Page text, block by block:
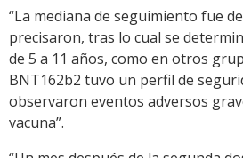
“La mediana de seguimiento fue
precisaron, tras lo cual se
de 5 a 11 años, como en otros
BNT162b2 tuvo un perfil de
observaron eventos adversos
vacuna”.